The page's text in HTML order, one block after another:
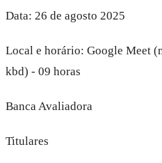
Data: 26 de agosto 2025
Local e horário: Google Meet
kbd) - 09 horas
Banca Avaliadora
Titulares